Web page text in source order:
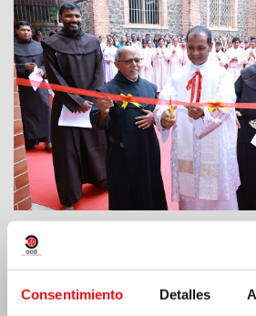
Consentimiento Detalles
Costa de Marfil: Doble